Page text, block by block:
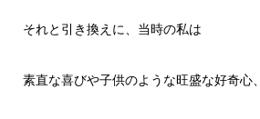
それと引き換えに、当時の私は
素直な喜びや子供のような旺盛な好奇心、